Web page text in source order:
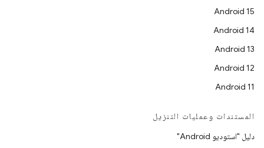
Android 15
Android 14
Android 13
Android 12
Android 11
المستندات وعمليات التنزيل
دليل "استوديو Android"